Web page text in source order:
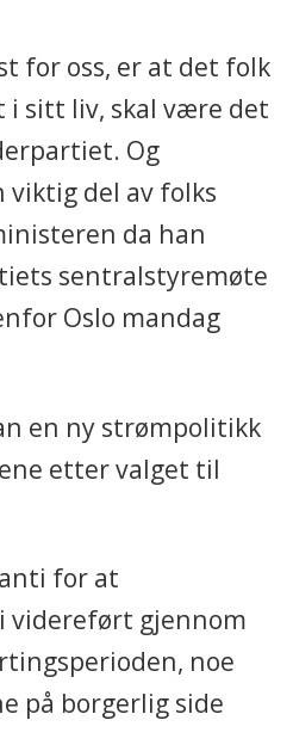
for oss, er at det folk
i sitt liv, skal være det
Og
del av folks
da han
sentralstyremøte
Oslo mandag
en ny strømpolitikk
etter valget til
for at
gjennom
noe
på borgerlig side